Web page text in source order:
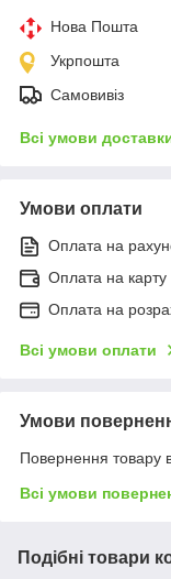
Нова Пошта
Укрпошта
Самовивіз
Всі умови
Умови оплати
Оплата на
Оплата на
Оплата на
Всі умови оплати
Умови
Повернення товару
Всі умови
Подібні товари